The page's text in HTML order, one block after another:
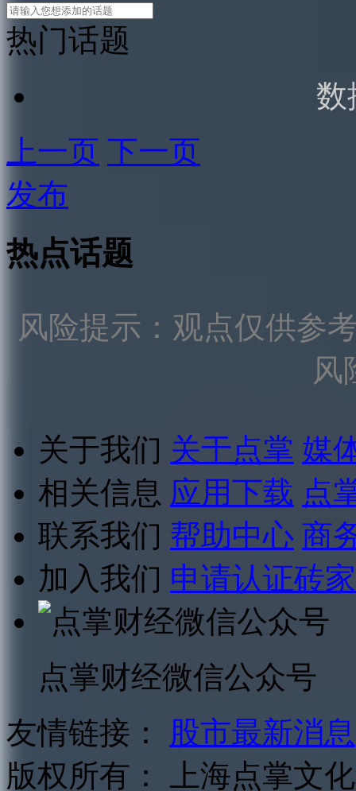
热门话题
数
上一页 下一页
发布
热点话题
风险提示：观点仅供参
风
关于我们 关于点掌 媒
相关信息 应用下载 点
联系我们 帮助中心 商
加入我们 申请认证砖家
点掌财经微信公众号
友情链接：
股市最新消息
版权所有：
上海点掌文